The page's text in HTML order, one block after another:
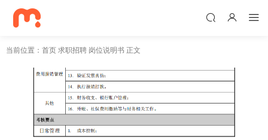
当前位置： 首页 求职招聘 岗位说明书 正文